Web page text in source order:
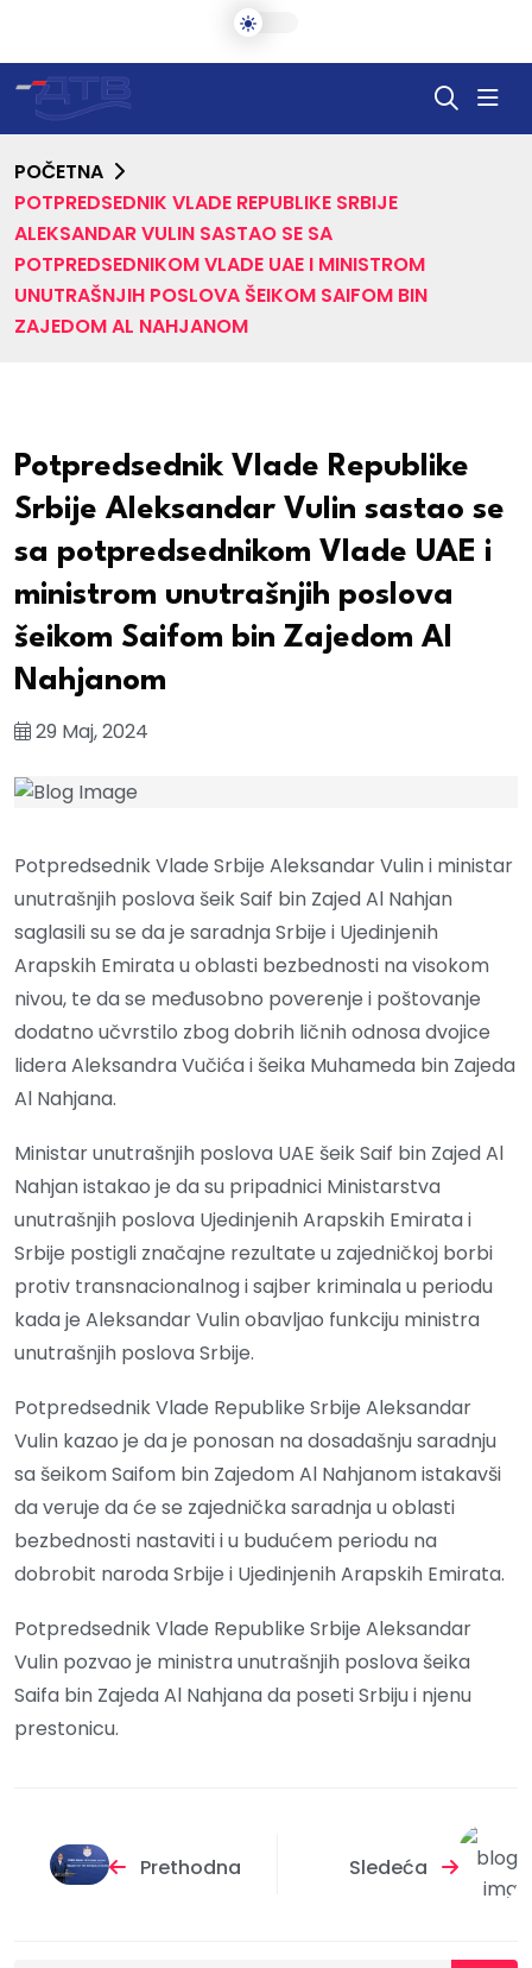
POČETNA
POTPREDSEDNIK VLADE REPUBLIKE SRBIJE
ALEKSANDAR VULIN SASTAO SE SA
POTPREDSEDNIKOM VLADE UAE I MINISTROM
UNUTRAŠNJIH POSLOVA ŠEIKOM SAIFOM BIN
ZAJEDOM AL NAHJANOM
Potpredsednik Vlade Republike
Srbije Aleksandar Vulin sastao se
sa potpredsednikom Vlade UAE i
ministrom unutrašnjih poslova
šeikom Saifom bin Zajedom Al
Nahjanom
29 Maj, 2024
Potpredsednik Vlade Srbije Aleksandar Vulin i ministar
unutrašnjih poslova šeik Saif bin Zajed Al Nahjan
saglasili su se da je saradnja Srbije i Ujedinjenih
Arapskih Emirata u oblasti bezbednosti na visokom
nivou, te da se međusobno poverenje i poštovanje
dodatno učvrstilo zbog dobrih ličnih odnosa dvojice
lidera Aleksandra Vučića i šeika Muhameda bin Zajeda
Al Nahjana.
Ministar unutrašnjih poslova UAE šeik Saif bin Zajed Al
Nahjan istakao je da su pripadnici Ministarstva
unutrašnjih poslova Ujedinjenih Arapskih Emirata i
Srbije postigli značajne rezultate u zajedničkoj borbi
protiv transnacionalnog i sajber kriminala u periodu
kada je Aleksandar Vulin obavljao funkciju ministra
unutrašnjih poslova Srbije.
Potpredsednik Vlade Republike Srbije Aleksandar
Vulin kazao je da je ponosan na dosadašnju saradnju
sa šeikom Saifom bin Zajedom Al Nahjanom istakavši
da veruje da će se zajednička saradnja u oblasti
bezbednosti nastaviti i u budućem periodu na
dobrobit naroda Srbije i Ujedinjenih Arapskih Emirata.
Potpredsednik Vlade Republike Srbije Aleksandar
Vulin pozvao je ministra unutrašnjih poslova šeika
Saifa bin Zajeda Al Nahjana da poseti Srbiju i njenu
prestonicu.
Prethodna Sledeća